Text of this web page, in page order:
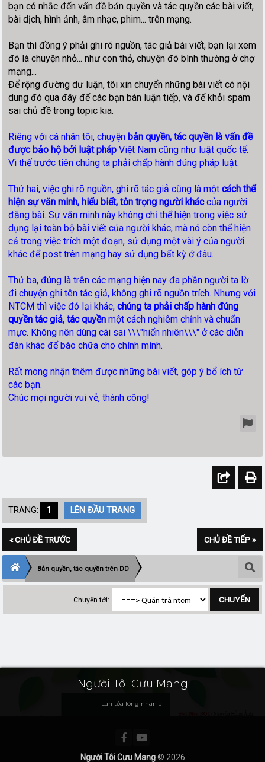
bạn có nhắc đến vấn đề bản quyền và tác quyền các bài viết,
bài dịch, hình ảnh, âm nhạc, phim... trên mạng.
Bạn thì đồng ý phải ghi rõ nguồn, tác giả bài viết, bạn lại xem
đó là chuyện nhỏ... như con thỏ, chuyện đó bình thường ở chợ
mạng...
Để rộng đường dư luận, tôi xin chuyển những bài viết có nội
dung đó qua đây để các bạn bàn luận tiếp, và để khỏi spam
sai chủ đề trong topic kia.
Riêng với cá nhân tôi, chuyện bản quyền, tác quyền là vấn đề
được bảo hộ bởi luật pháp Việt Nam cũng như luật quốc tế.
Vì thế trước tiên chúng ta phải chấp hành đúng pháp luật.
Thứ hai, việc ghi rõ nguồn, ghi rõ tác giả cũng là mộtcách thể
hiện sự văn minh, hiểu biết, tôn trọng người kháccủa người
đăng bài. Sự văn minh này không chỉ thể hiện trong việc sử
dụng lại toàn bộ bài viết của người khác, mà nó còn thể hiện
cả trong việc trích một đoạn, sử dụng một vài ý của người
khác để post trên mạng hay sử dụng bất kỳ ở đâu.
Thứ ba, đúng là trên các mạng hiện nay đa phần người ta lờ
đi chuyện ghi tên tác giả, không ghi rõ nguồn trích. Nhưng với
NTCM thì việc đó lại khác,chúng ta phải chấp hành đúng
quyền tác giả, tác quyền một cách nghiêm chỉnh và chuẩn
mực. Không nên dùng cái sai \\\"hiển nhiên\\\" ở các diễn
đàn khác để bào chữa cho chính mình.
Rất mong nhận thêm được những bài viết, góp ý bổ ích từ
các bạn.
Chúc mọi người vui vẻ, thành công!
TRANG: 1 LÊN ĐẦU TRANG
« CHỦ ĐỀ TRƯỚC CHỦ ĐỀ TIẾP »
Bản quyền, tác quyền trên DD
Chuyển tới:
Người Tôi Cưu Mang
Lan tỏa lòng nhân ái
Người Tôi Cưu Mang© 2026